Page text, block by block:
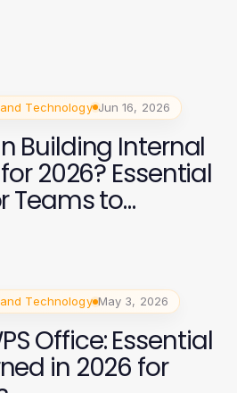
Technology Jun 16, 2026
Building Internal
2026? Essential
Teams to
Technology May 3, 2026
Office: Essential
in 2026 for